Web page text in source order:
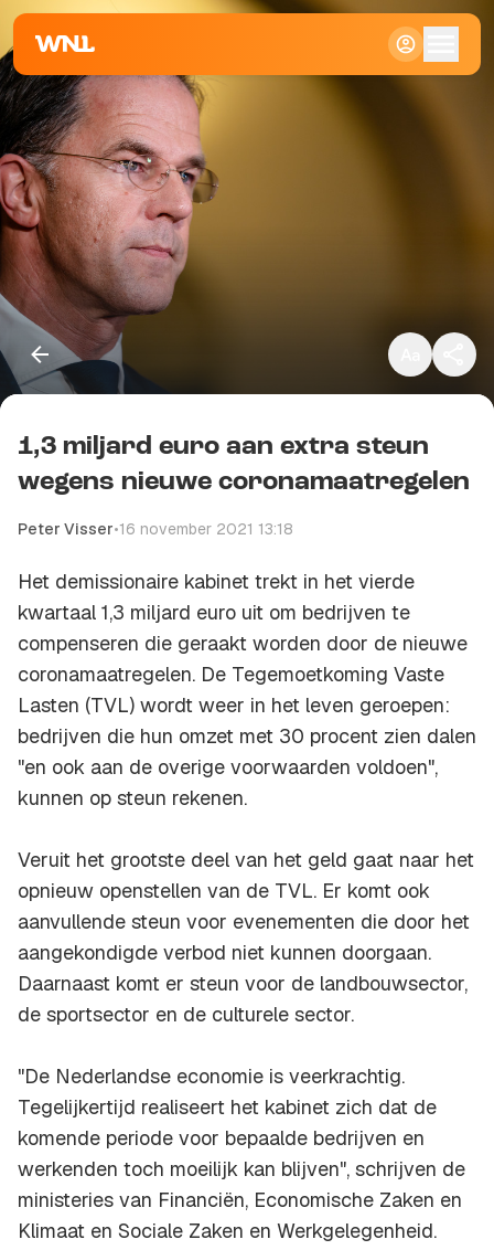
Kopieer link
1,3 miljard euro aan extra steun
wegens nieuwe coronamaatregelen
Peter Visser•16 november 2021 13:18
Het demissionaire kabinet trekt in het vierde
kwartaal 1,3 miljard euro uit om bedrijven te
compenseren die geraakt worden door de nieuwe
coronamaatregelen. De Tegemoetkoming Vaste
Lasten (TVL) wordt weer in het leven geroepen:
bedrijven die hun omzet met 30 procent zien dalen
"en ook aan de overige voorwaarden voldoen",
kunnen op steun rekenen.
Veruit het grootste deel van het geld gaat naar het
opnieuw openstellen van de TVL. Er komt ook
aanvullende steun voor evenementen die door het
aangekondigde verbod niet kunnen doorgaan.
Daarnaast komt er steun voor de landbouwsector,
de sportsector en de culturele sector.
"De Nederlandse economie is veerkrachtig.
Tegelijkertijd realiseert het kabinet zich dat de
komende periode voor bepaalde bedrijven en
werkenden toch moeilijk kan blijven", schrijven de
ministeries van Financiën, Economische Zaken en
Klimaat en Sociale Zaken en Werkgelegenheid.